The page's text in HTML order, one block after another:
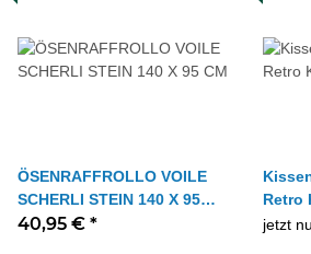
ÖSENRAFFROLLO VOILE
SCHERLI STEIN 140 X 95
CM
40,95 € *
Retro
50 cm
jetzt